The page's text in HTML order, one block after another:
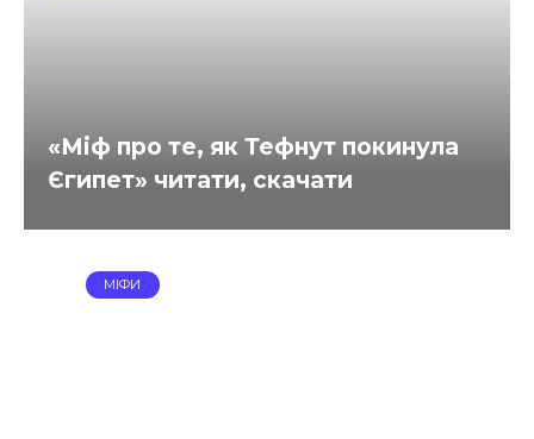
«Міф про те, як Тефнут покинула
Єгипет» читати, скачати
МІФИ